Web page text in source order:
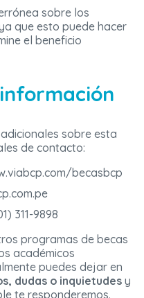
sobre los
que esto puede hacer
el beneficio
sobre esta
de contacto:
becasbcp
311-9898
programas de becas
académicos
puedes dejar en
dudas o inquietudes y
te responderemos.